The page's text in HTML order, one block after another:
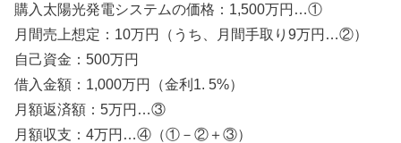
購入太陽光発電システムの価格：1,500万円…①
月間売上想定：10万円（うち、月間手取り9万円…②）
自己資金：500万円
借入金額：1,000万円（金利1. 5%）
月額返済額：5万円…③
月額収支：4万円…④（①－②＋③）